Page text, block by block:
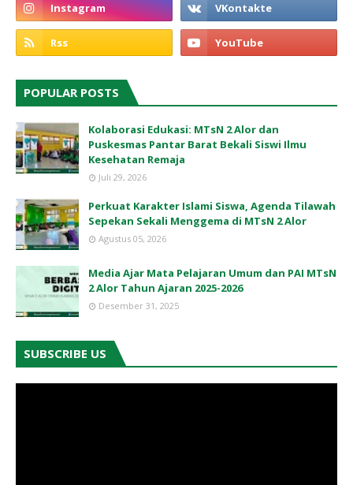
POPULAR POSTS
Kolaborasi Edukasi: MTsN 2 Alor dan
Puskesmas Pantar Barat Bekali Siswi Ilmu
Kesehatan Remaja
Juli 29, 2026
Perkuat Karakter Islami Siswa, Agenda Tilawah
Sepekan Sekali Menggema di MTsN 2 Alor
Agustus 05, 2026
Media Ajar Mata Pelajaran Umum dan PAI MTsN
2 Alor Tahun Ajaran 2025-2026
Desember 31, 2025
SUBSCRIBE US